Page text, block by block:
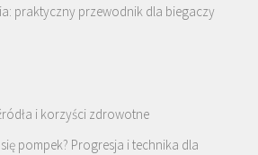
praktyczny przewodnik dla biegaczy
i korzyści zdrowotne
pompek? Progresja i technika dla